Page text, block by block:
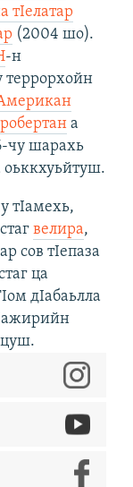
тIелатар
(2004 шо).
-н
террорхойн
а
чу шарахь
тӀамехь,
велира,
сов тӀепаза
ца
дӀабаьлла